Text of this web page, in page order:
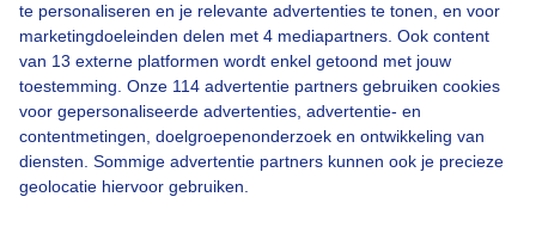
te personaliseren en je relevante advertenties te tonen, en voor
marketingdoeleinden delen met 4 mediapartners. Ook content
van 13 externe platformen wordt enkel getoond met jouw
toestemming. Onze 114 advertentie partners gebruiken cookies
voor gepersonaliseerde advertenties, advertentie- en
contentmetingen, doelgroepenonderzoek en ontwikkeling van
diensten. Sommige advertentie partners kunnen ook je precieze
geolocatie hiervoor gebruiken.
Over Buienradar
Bedrijfsgegevens
Veelgestelde vragen